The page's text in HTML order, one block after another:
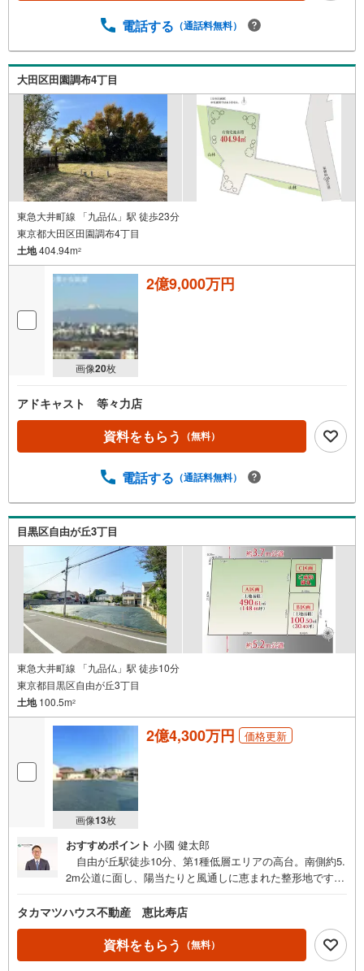
電話する （通話料無料）
大田区田園調布4丁目
東急大井町線 「九品仏」駅 徒歩23分
東京都大田区田園調布4丁目
土地404.94m2
画像20枚
2億9,000万円
アドキャスト 等々力店
資料をもらう （無料）
電話する （通話料無料）
目黒区自由が丘3丁目
東急大井町線 「九品仏」駅 徒歩10分
東京都目黒区自由が丘3丁目
土地100.5m2
画像13枚
2億4,300万円 価格更新
おすすめポイント 小國 健太郎
自由が丘駅徒歩10分、第1種低層エリアの高台。南側約5.
2m公道に面し、陽当たりと風通しに恵まれた整形地です。
もご相談ください。 ■自由が丘駅徒歩10分 ■第1種低層
エリア・高台 ■南5.2m公道面 ■敷地30坪超の整形地 ■
複数区画一括購入も相談可 ■スーパー徒歩6分他、近隣に
生活施設充実 ■建築条件ございません ハウスメーカーに
タカマツハウス不動産 恵比寿店
資料をもらう （無料）